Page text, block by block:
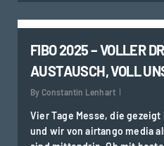
FIBO 2025 – VOLLER
AUSTAUSCH, VOLL
By Constantin Lenhart
Vier Tage Messe, die
und wir von airtango media
0